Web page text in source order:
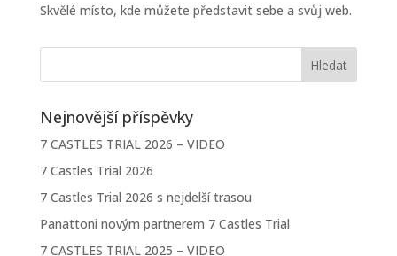
Skvělé místo, kde můžete představit sebe a svůj web.
Nejnovější příspěvky
7 CASTLES TRIAL 2026 – VIDEO
7 Castles Trial 2026
7 Castles Trial 2026 s nejdelší trasou
Panattoni novým partnerem 7 Castles Trial
7 CASTLES TRIAL 2025 – VIDEO